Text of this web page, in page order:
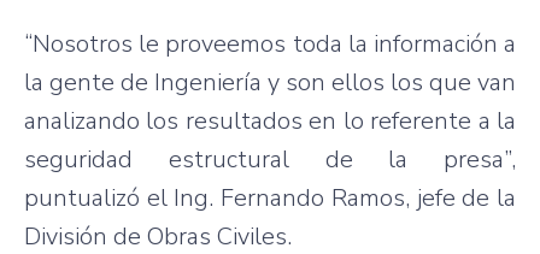
“Nosotros le proveemos toda la información a
la gente de Ingeniería y son ellos los que van
analizando los resultados en lo referente a la
seguridad estructural de la presa”,
puntualizó el Ing. Fernando Ramos, jefe de la
División de Obras Civiles.